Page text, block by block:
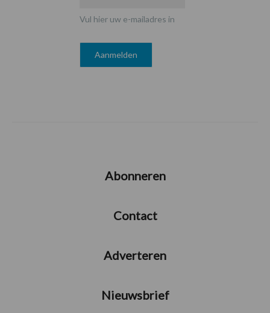
Vul hier uw e-mailadres in
Abonneren
Contact
Adverteren
Nieuwsbrief